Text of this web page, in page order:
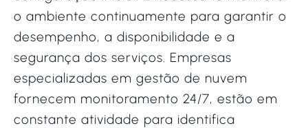
o ambiente continuamente para garantir o
desempenho, a disponibilidade e a
segurança dos serviços. Empresas
especializadas em gestão de nuvem
fornecem monitoramento 24/7, estão em
constante atividade para identifica